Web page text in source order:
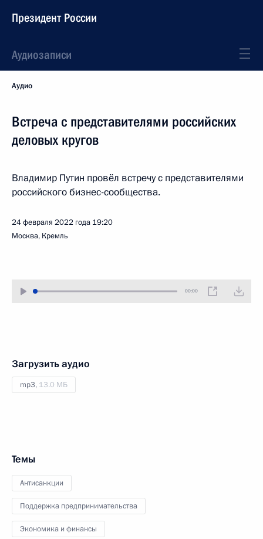
Президент России
Аудиозаписи
Аудио
Встреча с представителями российских
деловых кругов
Владимир Путин провёл встречу с представителями
российского бизнес-сообщества.
24 февраля 2022 года 19:20
Москва, Кремль
00:00
Загрузить аудио
mp3, 13.0 МБ
Темы
Антисанкции
Поддержка предпринимательства
Экономика и финансы